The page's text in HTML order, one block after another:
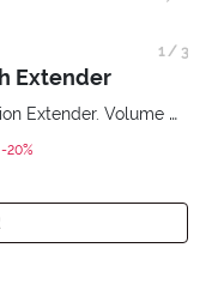
Extender
Le mascara de Pupa dans sa version Extender. Volume extension 3D. Des cils amplifiés et liftés à l’infini.
from
-20%
1/ 3